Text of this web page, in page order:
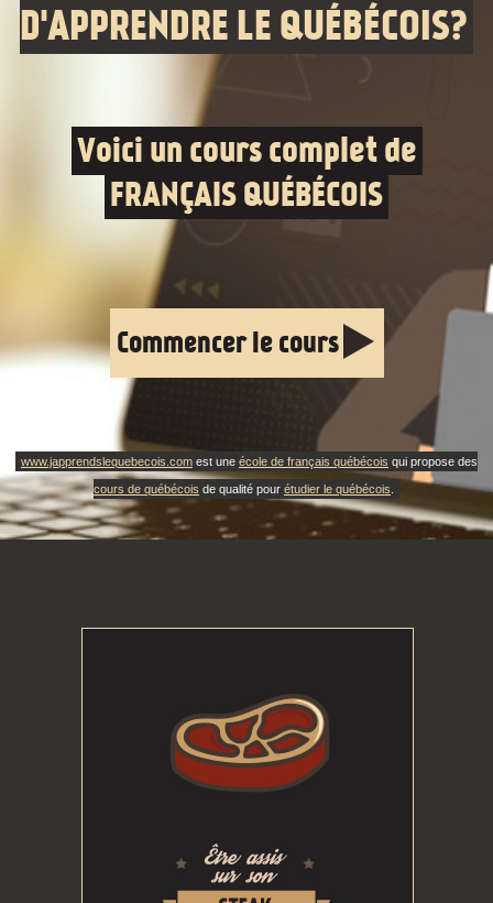
D'APPRENDRE LE QUÉBÉCOIS?
Voici un cours complet de
FRANÇAIS QUÉBÉCOIS
Commencer le cours
www.japprendslequebecois.com est une école de français québécois qui propose des
cours de québécois de qualité pour étudier le québécois